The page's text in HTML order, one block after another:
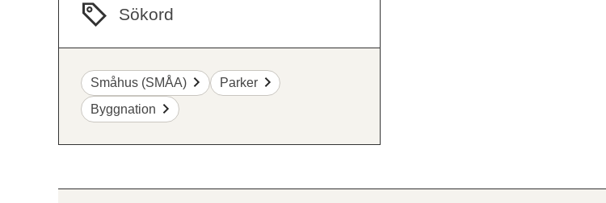
Sökord
Småhus (SMÅA)
Parker
Byggnation